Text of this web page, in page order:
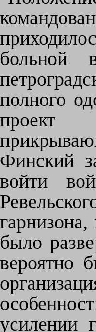
больной
полного
проект
Финский
войти
было
вероятно
усилении